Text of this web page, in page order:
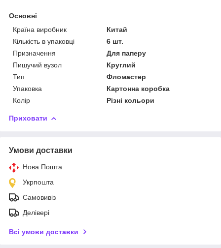
Основні
Країна виробник
Китай
Кількість в упаковці
6 шт.
Призначення
Для паперу
Пишучий вузол
Круглий
Тип
Фломастер
Упаковка
Картонна коробка
Колір
Різні кольори
Приховати
Умови доставки
Нова Пошта
Укрпошта
Самовивіз
Делівері
Всі умови доставки